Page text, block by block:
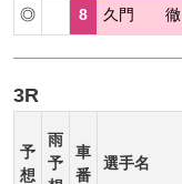
◎ 8 久門 徹
3R
予
想
雨
予
車
番
選手名